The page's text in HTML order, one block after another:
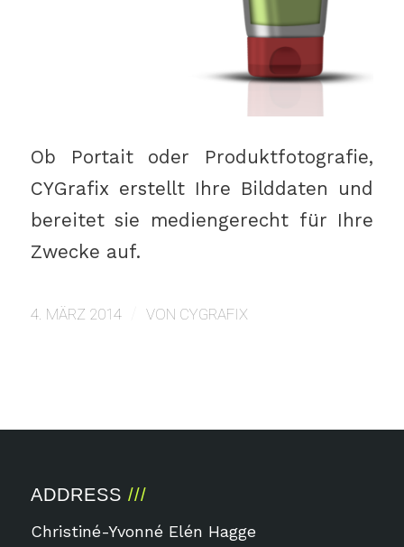
Ob Portait oder Produktfotografie,
CYGrafix erstellt Ihre Bilddaten und
bereitet sie mediengerecht für Ihre
Zwecke auf.
4. MÄRZ 2014 VON CYGRAFIX
ADDRESS
Christiné-Yvonné Elén Hagge